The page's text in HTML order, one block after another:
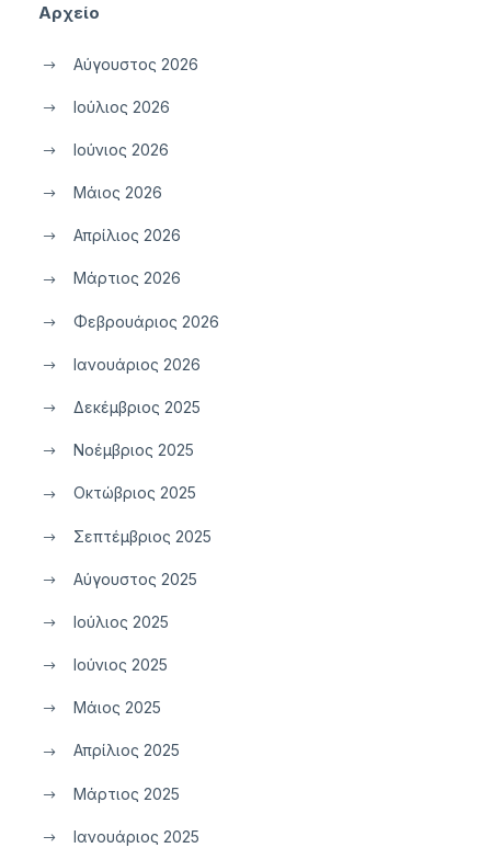
Αρχείο
Αύγουστος 2026
Ιούλιος 2026
Ιούνιος 2026
Μάιος 2026
Απρίλιος 2026
Μάρτιος 2026
Φεβρουάριος 2026
Ιανουάριος 2026
Δεκέμβριος 2025
Νοέμβριος 2025
Οκτώβριος 2025
Σεπτέμβριος 2025
Αύγουστος 2025
Ιούλιος 2025
Ιούνιος 2025
Μάιος 2025
Απρίλιος 2025
Μάρτιος 2025
Ιανουάριος 2025